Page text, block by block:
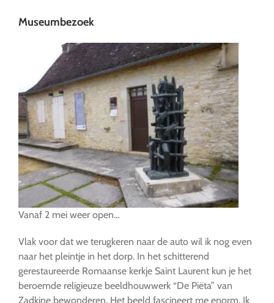
Museumbezoek
Vanaf 2 mei weer open…
Vlak voor dat we terugkeren naar de auto wil ik nog even
naar het pleintje in het dorp. In het schitterend
gerestaureerde Romaanse kerkje Saint Laurent kun je het
beroemde religieuze beeldhouwwerk “De Piëta” van
Zadkine bewonderen. Het beeld fascineert me enorm. Ik